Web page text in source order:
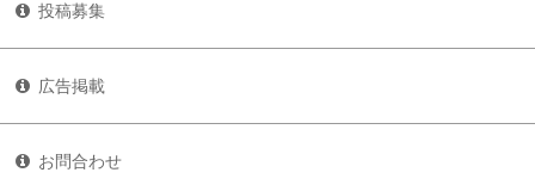
投稿募集
広告掲載
お問合わせ